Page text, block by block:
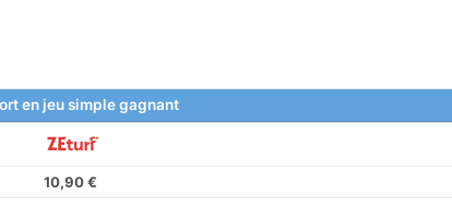
en jeu simple gagnant
10,90 €